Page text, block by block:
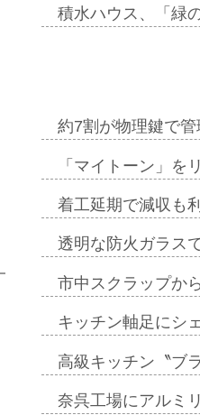
積水ハウス、「緑
約7割が物理鍵で
「マイトーン」
着工延期で減収も
透明な防火ガラス
市中スクラップか
キッチン軸足にシ
高級キッチン〝ブ
奈呉工場にアルミ